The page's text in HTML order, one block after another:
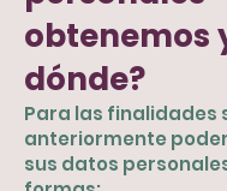
obtenemos
dónde?
Para las finalidades
anteriormente
sus datos